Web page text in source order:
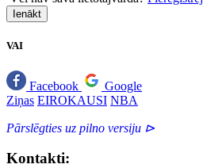
Ienākt
VAI
Facebook
Google
Ziņas EIROKAUSI NBA
Pārslēgties uz pilno versiju ⊳
Kontakti: